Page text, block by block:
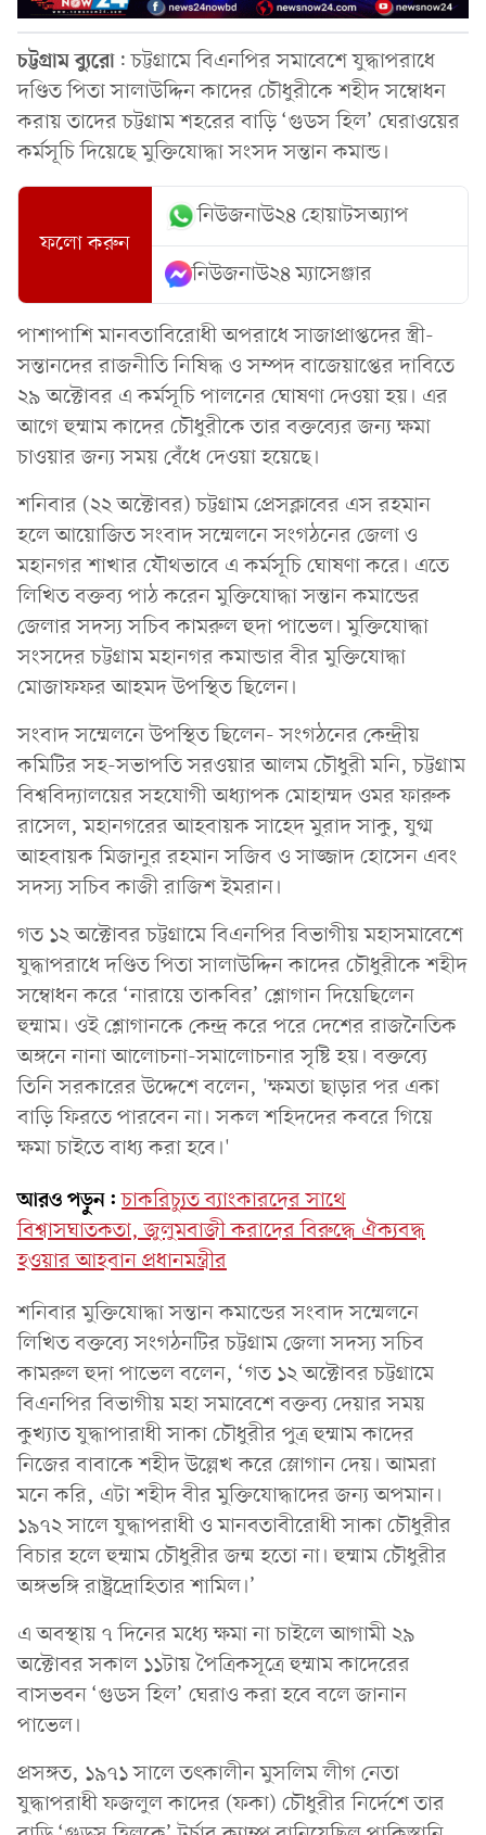
চট্টগ্রামব্যুরো : চট্টগ্রামে বিএনপির সমাবেশে যুদ্ধাপরাধে
দণ্ডিত পিতা সালাউদ্দিন কাদের চৌধুরীকে শহীদ সম্বোধন
করায় তাদের চট্টগ্রাম শহরের বাড়ি ‘গুডস হিল’ ঘেরাওয়ের
কর্মসূচি দিয়েছে মুক্তিযোদ্ধা সংসদ সন্তান কমান্ড।
ফলো করুন
নিউজনাউ২৪ হোয়াটসঅ্যাপ
নিউজনাউ২৪ ম্যাসেঞ্জার
পাশাপাশি মানবতাবিরোধী অপরাধে সাজাপ্রাপ্তদের স্ত্রী-
সন্তানদের রাজনীতি নিষিদ্ধ ও সম্পদ বাজেয়াপ্তের দাবিতে
২৯ অক্টোবর এ কর্মসূচি পালনের ঘোষণা দেওয়া হয়। এর
আগে হুম্মাম কাদের চৌধুরীকে তার বক্তব্যের জন্য ক্ষমা
চাওয়ার জন্য সময় বেঁধে দেওয়া হয়েছে।
শনিবার (২২ অক্টোবর) চট্টগ্রাম প্রেসক্লাবের এস রহমান
হলে আয়োজিত সংবাদ সম্মেলনে সংগঠনের জেলা ও
মহানগর শাখার যৌথভাবে এ কর্মসূচি ঘোষণা করে। এতে
লিখিত বক্তব্য পাঠ করেন মুক্তিযোদ্ধা সন্তান কমান্ডের
জেলার সদস্য সচিব কামরুল হুদা পাভেল। মুক্তিযোদ্ধা
সংসদের চট্টগ্রাম মহানগর কমান্ডার বীর মুক্তিযোদ্ধা
মোজাফফর আহমদ উপস্থিত ছিলেন।
সংবাদ সম্মেলনে উপস্থিত ছিলেন- সংগঠনের কেন্দ্রীয়
কমিটির সহ-সভাপতি সরওয়ার আলম চৌধুরী মনি, চট্টগ্রাম
বিশ্ববিদ্যালয়ের সহযোগী অধ্যাপক মোহাম্মদ ওমর ফারুক
রাসেল, মহানগরের আহবায়ক সাহেদ মুরাদ সাকু, যুগ্ম
আহবায়ক মিজানুর রহমান সজিব ও সাজ্জাদ হোসেন এবং
সদস্য সচিব কাজী রাজিশ ইমরান।
গত ১২ অক্টোবর চট্টগ্রামে বিএনপির বিভাগীয় মহাসমাবেশে
যুদ্ধাপরাধে দণ্ডিত পিতা সালাউদ্দিন কাদের চৌধুরীকে শহীদ
সম্বোধন করে ‘নারায়ে তাকবির’ শ্লোগান দিয়েছিলেন
হুম্মাম। ওই শ্লোগানকে কেন্দ্র করে পরে দেশের রাজনৈতিক
অঙ্গনে নানা আলোচনা-সমালোচনার সৃষ্টি হয়। বক্তব্যে
তিনি সরকারের উদ্দেশে বলেন, 'ক্ষমতা ছাড়ার পর একা
বাড়ি ফিরতে পারবেন না। সকল শহিদদের কবরে গিয়ে
ক্ষমা চাইতে বাধ্য করা হবে।'
আরও পড়ুন: চাকরিচ্যুত ব্যাংকারদের সাথে
বিশ্বাসঘাতকতা, জুলুমবাজী করাদের বিরুদ্ধে ঐক্যবদ্ধ
হওয়ার আহবান প্রধানমন্ত্রীর
শনিবার মুক্তিযোদ্ধা সন্তান কমান্ডের সংবাদ সম্মেলনে
লিখিত বক্তব্যে সংগঠনটির চট্টগ্রাম জেলা সদস্য সচিব
কামরুল হুদা পাভেল বলেন, ‘গত ১২ অক্টোবর চট্টগ্রামে
বিএনপির বিভাগীয় মহা সমাবেশে বক্তব্য দেয়ার সময়
কুখ্যাত যুদ্ধাপারাধী সাকা চৌধুরীর পুত্র হুম্মাম কাদের
নিজের বাবাকে শহীদ উল্লেখ করে স্লোগান দেয়। আমরা
মনে করি, এটা শহীদ বীর মুক্তিযোদ্ধাদের জন্য অপমান।
১৯৭২ সালে যুদ্ধাপরাধী ও মানবতাবীরোধী সাকা চৌধুরীর
বিচার হলে হুম্মাম চৌধুরীর জন্ম হতো না। হুম্মাম চৌধুরীর
অঙ্গভঙ্গি রাষ্ট্রদ্রোহিতার শামিল।’
এ অবস্থায় ৭ দিনের মধ্যে ক্ষমা না চাইলে আগামী ২৯
অক্টোবর সকাল ১১টায় পৈত্রিকসূত্রে হুম্মাম কাদেরের
বাসভবন ‘গুডস হিল’ ঘেরাও করা হবে বলে জানান
পাভেল।
প্রসঙ্গত, ১৯৭১ সালে তৎকালীন মুসলিম লীগ নেতা
যুদ্ধাপরাধী ফজলুল কাদের (ফকা) চৌধুরীর নির্দেশে তার